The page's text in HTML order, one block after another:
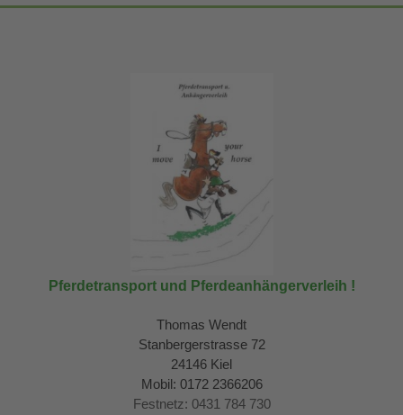
Pferdetransport und Pferdeanhängerverleih !
Thomas Wendt
Stanbergerstrasse 72
24146 Kiel
Mobil: 0172 2366206
Festnetz: 0431 784 730